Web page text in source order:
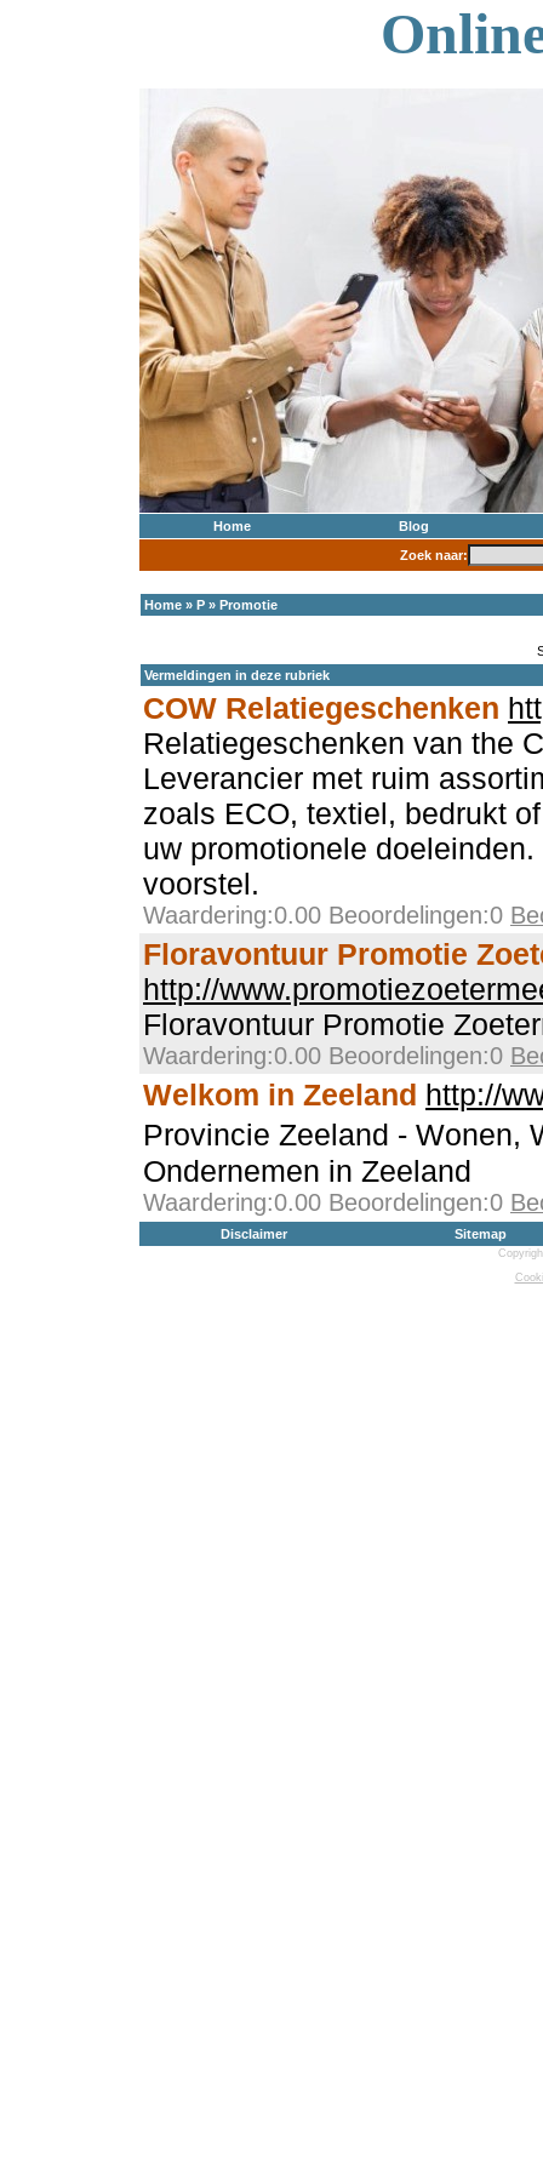
Home
Blog
Zoek naar:
Home » P » Promotie
Vermeldingen in deze rubriek
COW Relatiegeschenken
Relatiegeschenken van the
Leverancier met ruim
zoals ECO, textiel, bedrukt
uw promotionele
voorstel.
Waardering:0.00 Beoordelingen:0
Floravontuur Promotie
http://
Floravontuur Promotie
Waardering:0.00 Beoordelingen:0
Welkom in Zeeland http://
Provincie Zeeland - Wonen,
Ondernemen in Zeeland
Waardering:0.00 Beoordelingen:0
Disclaimer Sitemap